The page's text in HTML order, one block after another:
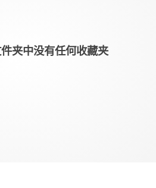
夹中没有任何收藏夹